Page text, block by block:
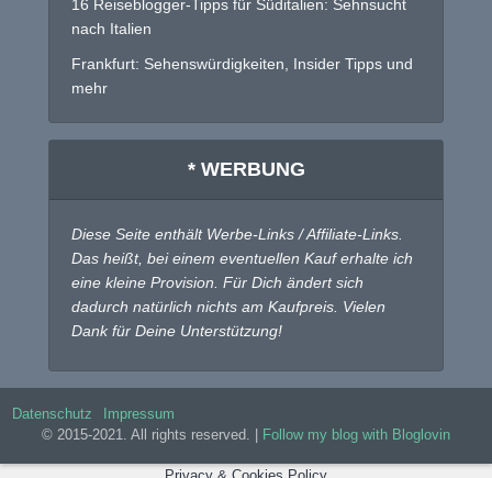
16 Reiseblogger-Tipps für Süditalien: Sehnsucht
nach Italien
Frankfurt: Sehenswürdigkeiten, Insider Tipps und
mehr
* WERBUNG
Diese Seite enthält Werbe-Links / Affiliate-Links.
Das heißt, bei einem eventuellen Kauf erhalte ich
eine kleine Provision. Für Dich ändert sich
dadurch natürlich nichts am Kaufpreis. Vielen
Dank für Deine Unterstützung!
Datenschutz
Impressum
© 2015-2021. All rights reserved. |
Follow my blog with Bloglovin